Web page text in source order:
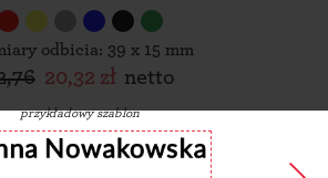
odbicia: 39 x 15 mm
20,32 zł netto
przykładowy szablon